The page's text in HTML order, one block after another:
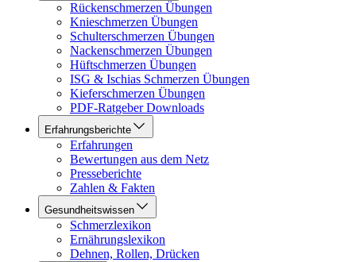
Rückenschmerzen Übungen
Knieschmerzen Übungen
Schulterschmerzen Übungen
Nackenschmerzen Übungen
Hüftschmerzen Übungen
ISG & Ischias Schmerzen Übungen
Kieferschmerzen Übungen
PDF-Ratgeber Downloads
Erfahrungsberichte
Erfahrungen
Bewertungen aus dem Netz
Presseberichte
Zahlen & Fakten
Gesundheitswissen
Schmerzlexikon
Ernährungslexikon
Dehnen, Rollen, Drücken